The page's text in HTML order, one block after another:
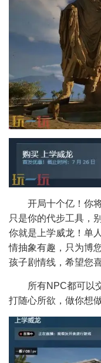
开局十个亿！你
只是你的代步工具，
你就是上学威龙！单
情抽象有趣，只为博
孩子剧情线，希望您喜
所有NPC都可以
打随心所欲，做你想